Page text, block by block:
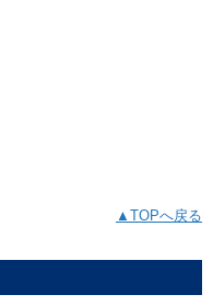
▲TOPへ戻る